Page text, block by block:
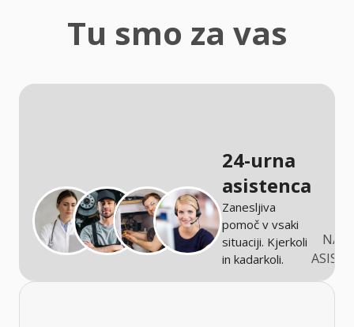
Tu smo za vas
24-urna
asistenca
Zanesljiva
pomoč v vsaki
situaciji. Kjerkoli
in kadarkoli.